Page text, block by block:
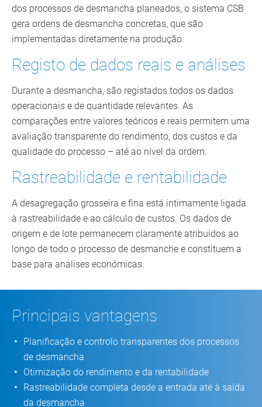
dos processos de desmancha planeados, o sistema CSB
gera ordens de desmancha concretas, que são
implementadas diretamente na produção.
Registo de dados reais e análises
Durante a desmancha, são registados todos os dados
operacionais e de quantidade relevantes. As
comparações entre valores teóricos e reais permitem uma
avaliação transparente do rendimento, dos custos e da
qualidade do processo – até ao nível da ordem.
Rastreabilidade e rentabilidade
A desagregação grosseira e fina está intimamente ligada
à rastreabilidade e ao cálculo de custos. Os dados de
origem e de lote permanecem claramente atribuídos ao
longo de todo o processo de desmanche e constituem a
base para análises económicas.
Principais vantagens
Planificação e controlo transparentes dos processos
de desmancha
Otimização do rendimento e da rentabilidade
Rastreabilidade completa desde a entrada até à saída
da desmancha